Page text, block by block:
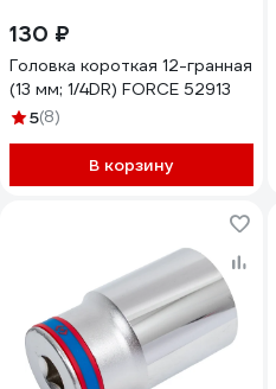
130 ₽
Головка короткая 12-гранная
(13 мм; 1/4DR) FORCE 52913
5(8)
В корзину